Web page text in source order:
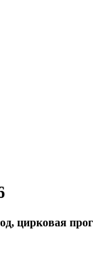
цирковая